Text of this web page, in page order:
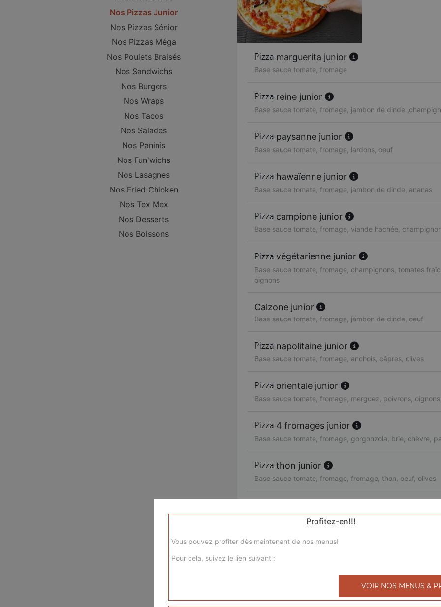
Nos Pizzas Junior
Nos Pizzas Sénior
Nos Pizzas Méga
Nos Poulets Braisés
Nos Sandwichs
Nos Burgers
Nos Wraps
Nos Tacos
Nos Salades
Nos Paninis
Nos Fun'wichs
Nos Lasagnes
Nos Fried Chicken
Nos Tex Mex
Nos Desserts
Nos Boissons
marguerita junior
Base sauce tomate, fromage
reine junior
Base sauce tomate, fromage, jambon de dinde
paysanne junior
Base sauce tomate, fromage, lardons, oeuf
hawaïenne junior
Base sauce tomate, fromage, jambon de dinde, ananas
campione junior
Base sauce tomate, fromage, viande hachée,
végétarienne junior
Base sauce tomate, fromage, champignons, tomates
oignons
Calzone junior
Base sauce tomate, fromage, jambon de dinde, oeuf
napolitaine junior
Base sauce tomate, fromage, anchois, câpres, olives
orientale junior
Base sauce tomate, fromage, merguez, poivrons,
4 fromages junior
Base sauce tomate, fromage, gorgonzola, brie, chèvre,
thon junior
Base sauce tomate, fromage, fromage, thon, oeuf, olives
Base sauce tomate, fromage, chorizo, jambon de dinde,
royale junior
Base sauce tomate, fromage, poulet, viande hachée,
Base sauce tomate, fromage, viande hachée, pommes
Profitez-en!!!
Vous pouvez profiter dès maintenant de nos menus!
Pour cela, suivez le lien suivant :
VOIR NOS MENUS &